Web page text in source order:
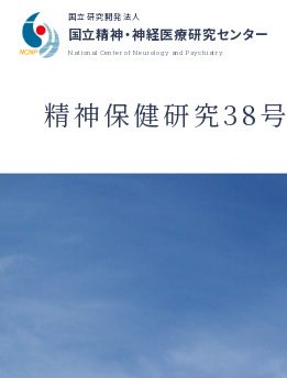
国立研究開発法人
国立精神・神経医療研究センター
National Center of Neurology and Psychiatry
精神保健研究38号